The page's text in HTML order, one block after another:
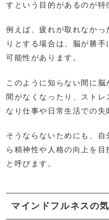
すという目的があるのが特
例えば、疲れが取れなかっ
りとする場合は、脳が勝
可能性があります。
このように知らない間に
間がなくなったり、ストレ
なり仕事や日常生活での失
そうならないためにも、
ら精神性や人格の向上を
と呼びます。
マインドフルネスの